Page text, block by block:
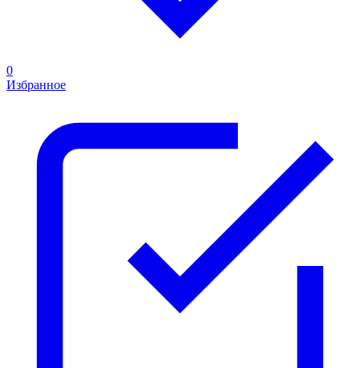
0
Избранное